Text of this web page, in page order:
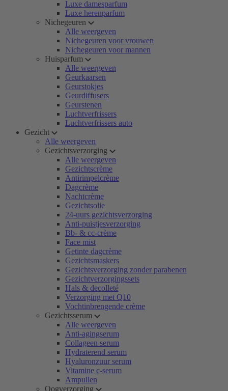
Luxe damesparfum
Luxe herenparfum
Nichegeuren
Alle weergeven
Nichegeuren voor vrouwen
Nichegeuren voor mannen
Huisparfum
Alle weergeven
Geurkaarsen
Geurstokjes
Geurdiffusers
Geurstenen
Luchtverfrissers
Luchtverfrissers auto
Gezicht
Alle weergeven
Gezichtsverzorging
Alle weergeven
Gezichtscrème
Antirimpelcrème
Dagcrème
Nachtcrème
Gezichtsolie
24-uurs gezichtsverzorging
Anti-puistjesverzorging
Bb- & cc-crème
Face mist
Getinte dagcrème
Gezichtsmaskers
Gezichtsverzorging zonder parabenen
Gezichtverzorgingssets
Hals & decolleté
Verzorging met Q10
Vochtinbrengende crème
Gezichtsserum
Alle weergeven
Anti-agingserum
Collageen serum
Hydraterend serum
Hyaluronzuur serum
Vitamine c-serum
Ampullen
Oogverzorging